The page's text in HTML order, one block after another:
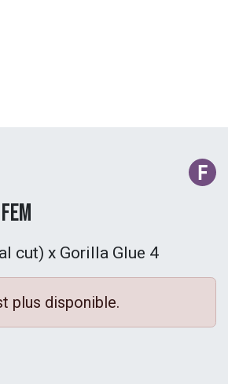
cut) x Gorilla Glue 4
plus disponible.